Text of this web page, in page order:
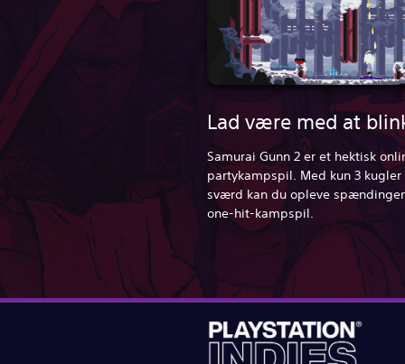
Lad være med at
Samurai Gunn 2 er et hektisk
partykampspil. Med kun 3
sværd kan du opleve
one-hit-kampspil.